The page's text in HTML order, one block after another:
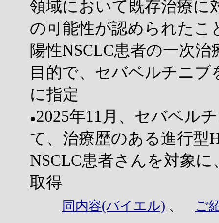
領域において既存治療に
の可能性が認められたこ
陽性NSCLC患者の一次
目的で、セバベルチニ
に指定
●2025年11月、セバベル
て、治療歴のある進行型
NSCLC患者さんを対象
取得
同内容(バイエル) 、 ご